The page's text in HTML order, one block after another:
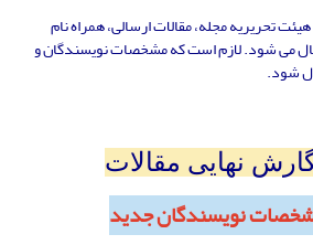
تحریریه مجله، مقالات ارسالی، همراه نام
می شود. لازم است که مشخصات نویسندگان و
شود.
نهایی مقالات
نویسندگان جدید